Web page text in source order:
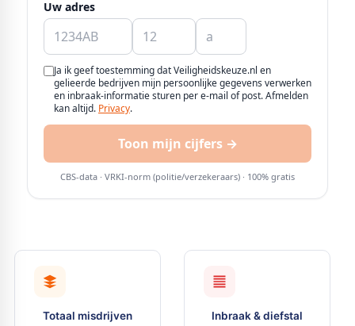
Totaal misdrijven Inbraak & diefstal